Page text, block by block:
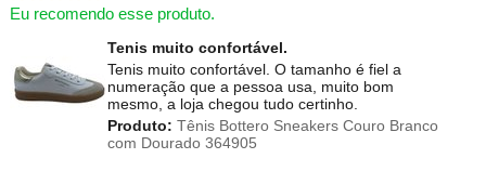
Eu recomendo esse produto.
Tenis muito confortável.
Tenis muito confortável. O tamanho é fiel a
numeração que a pessoa usa, muito bom
mesmo, a loja chegou tudo certinho.
Produto: Tênis Bottero Sneakers Couro Branco
com Dourado 364905